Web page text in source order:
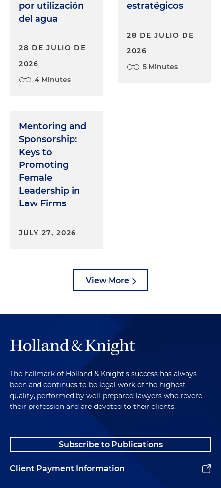
por utilización
del agua
28 DE JULIO DE
2026
4 Minutes
Mentoring and
Sponsorship:
Keys to
Promoting
Female
Leadership in
Law Firms
JULY 27, 2026
estratégicos
28 DE JULIO DE
2026
5 Minutes
View More
The hallmark of Holland & Knight's success has always
been and continues to be legal work of the highest
quality, performed by well-prepared lawyers who revere
their profession and are devoted to their clients.
Subscribe to Publications
Client Payment Information